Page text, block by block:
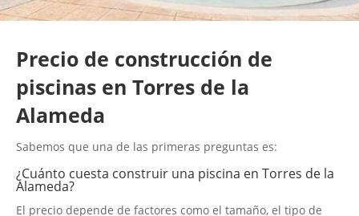
Precio de construcción de
piscinas en Torres de la
Alameda
Sabemos que una de las primeras preguntas es:
¿Cuánto cuesta construir una piscina en Torres de la
Alameda?
El precio depende de factores como el tamaño, el tipo de